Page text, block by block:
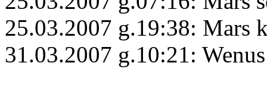
25.03.2007 g.19:38: Mars
31.03.2007 g.10:21: